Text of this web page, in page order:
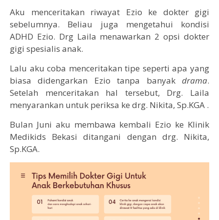
Aku menceritakan riwayat Ezio ke dokter gigi
sebelumnya. Beliau juga mengetahui kondisi
ADHD Ezio. Drg Laila menawarkan 2 opsi dokter
gigi spesialis anak.
Lalu aku coba menceritakan tipe seperti apa yang
biasa didengarkan Ezio tanpa banyak drama.
Setelah menceritakan hal tersebut, Drg. Laila
menyarankan untuk periksa ke drg. Nikita, Sp.KGA .
Bulan Juni aku membawa kembali Ezio ke Klinik
Medikids Bekasi ditangani dengan drg. Nikita,
Sp.KGA.